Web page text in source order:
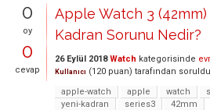
0
oy
0
cevap
Apple Watch 3 (42mm)
Kadran Sorunu Nedir?
26 Eylül 2018 Watch kategorisinde
Kullanıcı (120 puan) tarafından soruldu
apple-watch
apple watch
yeni-kadran
series3 42mm